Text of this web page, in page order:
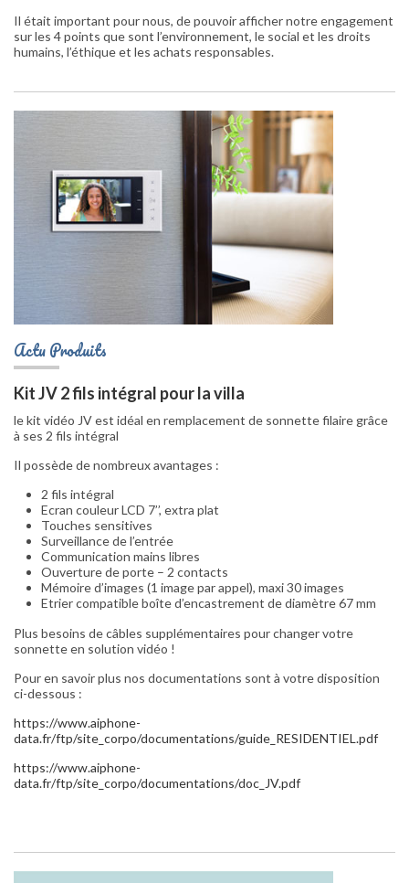
Il était important pour nous, de pouvoir afficher notre engagement
sur les 4 points que sont l’environnement, le social et les droits
humains, l’éthique et les achats responsables.
Actu Produits
Kit JV 2 fils intégral pour la villa
le kit vidéo JV est idéal en remplacement de sonnette filaire grâce
à ses 2 fils intégral
Il possède de nombreux avantages :
2 fils intégral
Ecran couleur LCD 7’’, extra plat
Touches sensitives
Surveillance de l’entrée
Communication mains libres
Ouverture de porte – 2 contacts
Mémoire d’images (1 image par appel), maxi 30 images
Etrier compatible boîte d’encastrement de diamètre 67 mm
Plus besoins de câbles supplémentaires pour changer votre
sonnette en solution vidéo !
Pour en savoir plus nos documentations sont à votre disposition
ci-dessous :
https://www.aiphone-
data.fr/ftp/site_corpo/documentations/guide_RESIDENTIEL.pdf
https://www.aiphone-
data.fr/ftp/site_corpo/documentations/doc_JV.pdf